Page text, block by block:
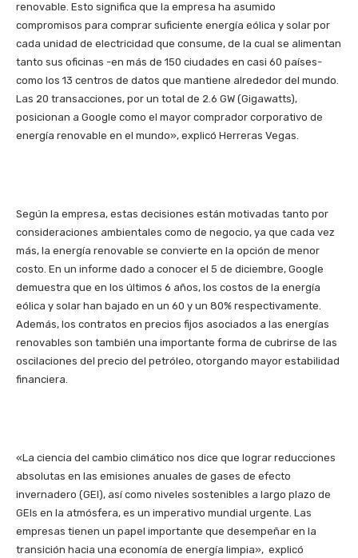
renovable. Esto significa que la empresa ha asumido
compromisos para comprar suficiente energía eólica y solar por
cada unidad de electricidad que consume, de la cual se alimentan
tanto sus oficinas -en más de 150 ciudades en casi 60 países-
como los 13 centros de datos que mantiene alrededor del mundo.
Las 20 transacciones, por un total de 2.6 GW (Gigawatts),
posicionan a Google como el mayor comprador corporativo de
energía renovable en el mundo», explicó Herreras Vegas.
Según la empresa, estas decisiones están motivadas tanto por
consideraciones ambientales como de negocio, ya que cada vez
más, la energía renovable se convierte en la opción de menor
costo. En un informe dado a conocer el 5 de diciembre, Google
demuestra que en los últimos 6 años, los costos de la energía
eólica y solar han bajado en un 60 y un 80% respectivamente.
Además, los contratos en precios fijos asociados a las energías
renovables son también una importante forma de cubrirse de las
oscilaciones del precio del petróleo, otorgando mayor estabilidad
financiera.
«La ciencia del cambio climático nos dice que lograr reducciones
absolutas en las emisiones anuales de gases de efecto
invernadero (GEI), así como niveles sostenibles a largo plazo de
GEIs en la atmósfera, es un imperativo mundial urgente. Las
empresas tienen un papel importante que desempeñar en la
transición hacia una economía de energía limpia», explicó